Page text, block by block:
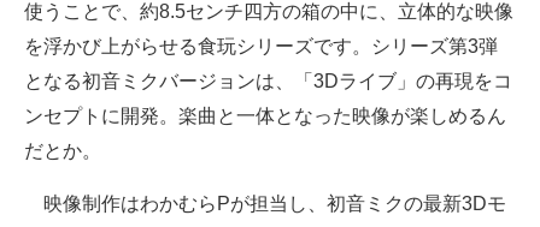
使うことで、約8.5センチ四方の箱の中に、立体的な映像
を浮かび上がらせる食玩シリーズです。シリーズ第3弾
となる初音ミクバージョンは、「3Dライブ」の再現をコ
ンセプトに開発。楽曲と一体となった映像が楽しめるん
だとか。
映像制作はわかむらPが担当し、初音ミクの最新3Dモ